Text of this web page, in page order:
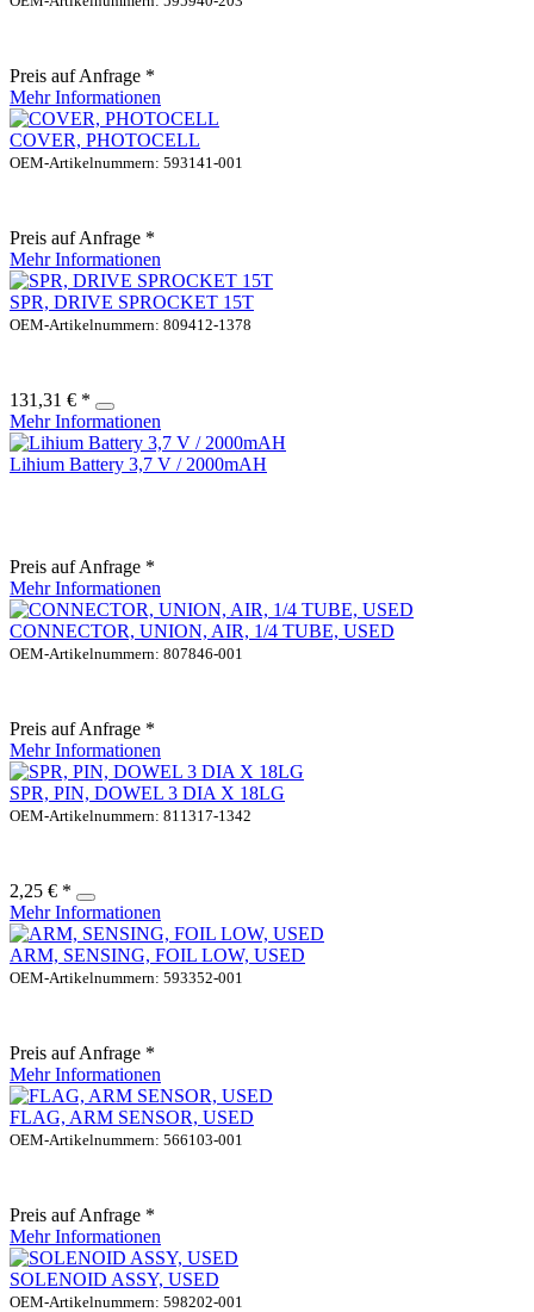
Preis auf Anfrage *
Mehr Informationen
COVER, PHOTOCELL
OEM-Artikelnummern: 593141-001
Preis auf Anfrage *
Mehr Informationen
SPR, DRIVE SPROCKET 15T
OEM-Artikelnummern: 809412-1378
131,31 € *
Mehr Informationen
Lihium Battery 3,7 V / 2000mAH
Preis auf Anfrage *
Mehr Informationen
CONNECTOR, UNION, AIR, 1/4 TUBE, USED
OEM-Artikelnummern: 807846-001
Preis auf Anfrage *
Mehr Informationen
SPR, PIN, DOWEL 3 DIA X 18LG
OEM-Artikelnummern: 811317-1342
2,25 € *
Mehr Informationen
ARM, SENSING, FOIL LOW, USED
OEM-Artikelnummern: 593352-001
Preis auf Anfrage *
Mehr Informationen
FLAG, ARM SENSOR, USED
OEM-Artikelnummern: 566103-001
Preis auf Anfrage *
Mehr Informationen
SOLENOID ASSY, USED
OEM-Artikelnummern: 598202-001